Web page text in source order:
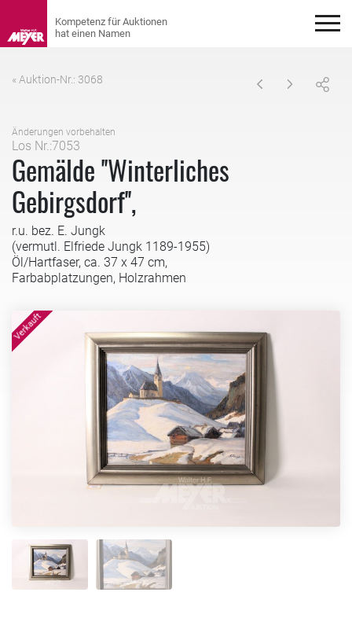
« Auktion-Nr.: 3068
Änderungen vorbehalten
Los Nr.:7053
Gemälde ''Winterliches
Gebirgsdorf'',
r.u. bez. E. Jungk
(vermutl. Elfriede Jungk 1189-1955)
Öl/Hartfaser, ca. 37 x 47 cm,
Farbabplatzungen, Holzrahmen